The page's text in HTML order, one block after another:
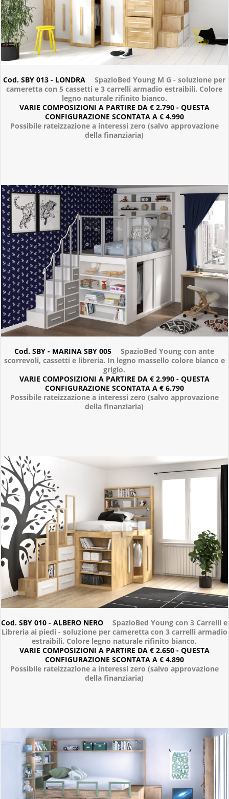
Cod. SBY 013 - LONDRA SpazioBed Young M G - soluzione per
cameretta con 5 cassetti e 3 carrelli armadio estraibili. Colore
legno naturale rifinito bianco.
VARIE COMPOSIZIONI A PARTIRE DA € 2.790 - QUESTA
CONFIGURAZIONE SCONTATA A € 4.990
Possibile rateizzazione a interessi zero (salvo approvazione
della finanziaria)
Cod. SBY - MARINA SBY 005 SpazioBed Young con ante
scorrevoli, cassetti e libreria. In legno massello colore bianco e
grigio.
VARIE COMPOSIZIONI A PARTIRE DA € 2.990 - QUESTA
CONFIGURAZIONE SCONTATA A € 6.790
Possibile rateizzazione a interessi zero (salvo approvazione
della finanziaria)
Cod. SBY 010 - ALBERO NERO SpazioBed Young con 3 Carrelli e
Libreria ai piedi - soluzione per cameretta con 3 carrelli armadio
estraibili. Colore legno naturale rifinito bianco.
VARIE COMPOSIZIONI A PARTIRE DA € 2.650 - QUESTA
CONFIGURAZIONE SCONTATA A € 4.890
Possibile rateizzazione a interessi zero (salvo approvazione
della finanziaria)